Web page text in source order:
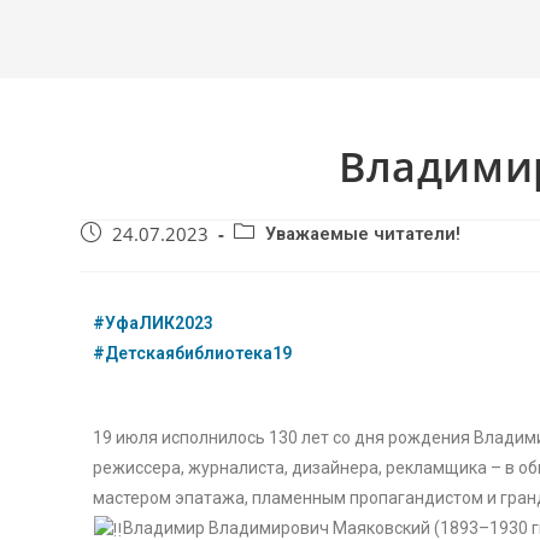
24.07.2023 Уважаемые читатели!
#УфаЛИК2023
#Детскаябиблиотека19
19 июля исполнилось 130 лет со дня рождения
режиссера, журналиста, дизайнера, рекламщика – в
мастером эпатажа, пламенным пропагандистом и
Владимир Владимирович Маяковский (1893–1930